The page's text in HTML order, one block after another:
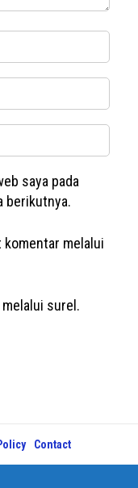
saya pada
berikutnya.
komentar melalui
surel.
Contact